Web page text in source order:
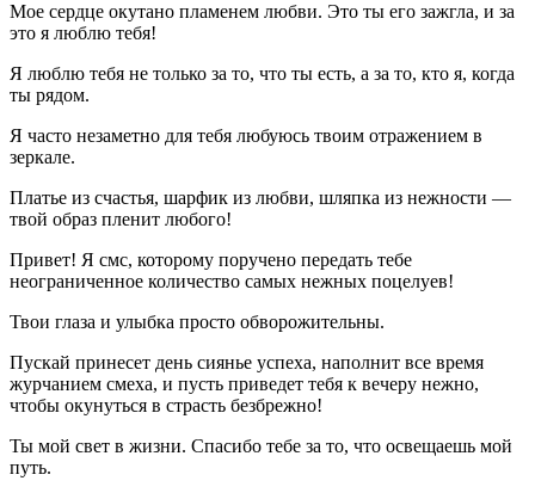
Мое сердце окутано пламенем любви. Это ты его зажгла, и за
это я люблю тебя!
Я люблю тебя не только за то, что ты есть, а за то, кто я, когда
ты рядом.
Я часто незаметно для тебя любуюсь твоим отражением в
зеркале.
Платье из счастья, шарфик из любви, шляпка из нежности —
твой образ пленит любого!
Привет! Я смс, которому поручено передать тебе
неограниченное количество самых нежных поцелуев!
Твои глаза и улыбка просто обворожительны.
Пускай принесет день сиянье успеха, наполнит все время
журчанием смеха, и пусть приведет тебя к вечеру нежно,
чтобы окунуться в страсть безбрежно!
Ты мой свет в жизни. Спасибо тебе за то, что освещаешь мой
путь.